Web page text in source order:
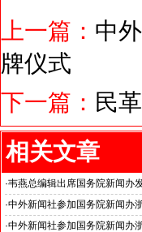
上一篇： 中
牌仪式
下一篇： 民
相关文章
·韦燕总编辑出席国务院新闻办
关注海关总署“十五五”时期守好
·中外新闻社参加国务院新闻办
杭州大学人工智能领域取得创
·中外新闻社参加国务院新闻办